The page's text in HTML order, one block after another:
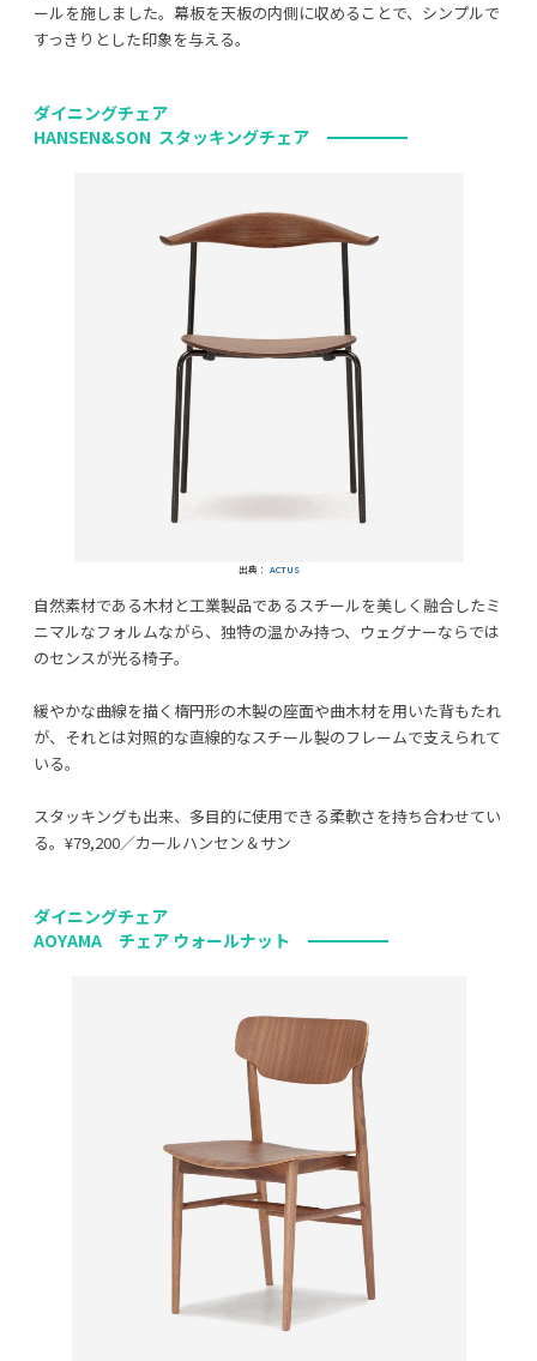
ールを施しました。幕板を天板の内側に収めることで、シンプルで
すっきりとした印象を与える。
ダイニングチェア
HANSEN&SON スタッキングチェア
出典： ACTUS
自然素材である木材と工業製品であるスチールを美しく融合したミ
ニマルなフォルムながら、独特の温かみ持つ、ウェグナーならでは
のセンスが光る椅子。
緩やかな曲線を描く楕円形の木製の座面や曲木材を用いた背もたれ
が、それとは対照的な直線的なスチール製のフレームで支えられて
いる。
スタッキングも出来、多目的に使用できる柔軟さを持ち合わせてい
る。¥79,200／カールハンセン＆サン
ダイニングチェア
AOYAMA チェア ウォールナット